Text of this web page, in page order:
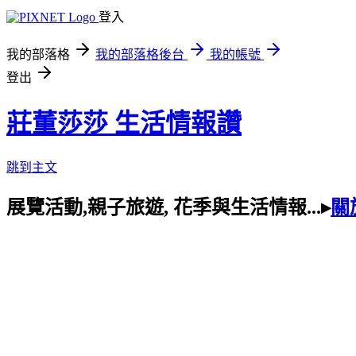
登入
我的部落格 我的部落格後台
我的帳號
登出
莊董莎莎 生活情報讚
跳到主文
展覽活動,親子旅遊, 花季與生活情報...▸關